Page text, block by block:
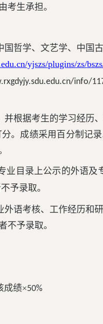
考生承担。
哲学、文艺学、中国
yjszs/plugins/zs/
info/
根据考生的学习经历
。成绩采用百分制记
业目录上公示的外语及
予录取。
语考核、工作经历和
不予录取。
成绩×50%